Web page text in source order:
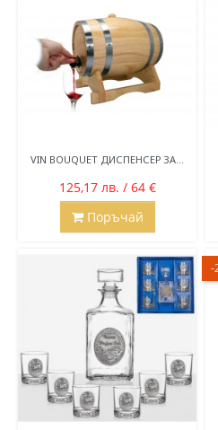
VIN BOUQUET ДИСПЕНСЕР ЗА...
125,17 лв. / 64 €
Поръчай
-